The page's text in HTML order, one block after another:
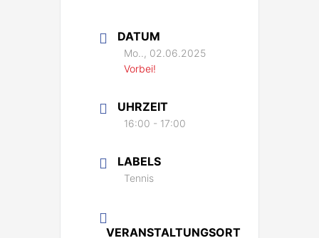
DATUM
Mo.., 02.06.2025
Vorbei!
UHRZEIT
16:00 - 17:00
LABELS
Tennis
VERANSTALTUNGSORT